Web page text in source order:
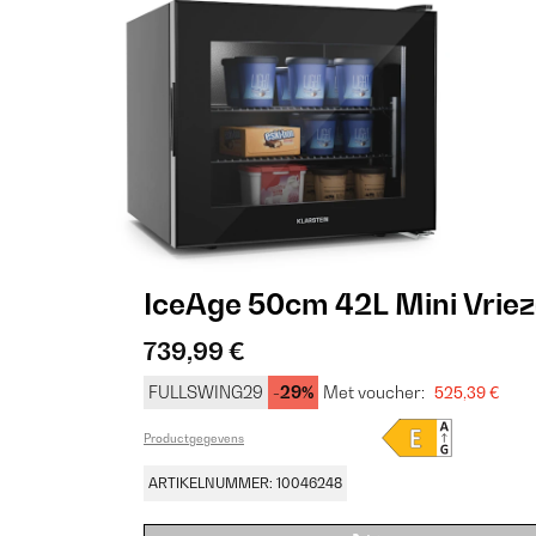
IceAge 50cm 42L Mini
739,99 €
FULLSWING29 -29% Met voucher: 525,39 €
Productgegevens
ARTIKELNUMMER: 10046248